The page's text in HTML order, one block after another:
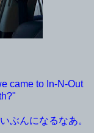
came to In-N-Out
ぶんになるなあ。